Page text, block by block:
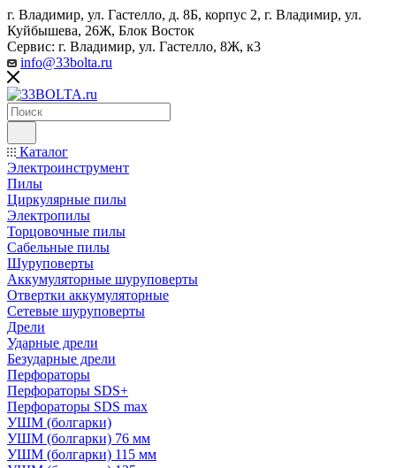
г. Владимир, ул. Гастелло, д. 8Б, корпус 2, г. Владимир, ул. ​
Куйбышева, 26Ж, Блок Восток
Сервис: г. Владимир, ул. Гастелло, 8Ж, к3
info@33bolta.ru
Каталог
Электроинструмент
Пилы
Циркулярные пилы
Электропилы
Торцовочные пилы
Сабельные пилы
Шуруповерты
Аккумуляторные шуруповерты
Отвертки аккумуляторные
Сетевые шуруповерты
Дрели
Ударные дрели
Безударные дрели
Перфораторы
Перфораторы SDS+
Перфораторы SDS max
УШМ (болгарки)
УШМ (болгарки) 76 мм
УШМ (болгарки) 115 мм